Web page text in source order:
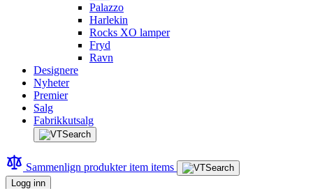
Palazzo
Harlekin
Rocks XO lamper
Fryd
Ravn
Designere
Nyheter
Premier
Salg
Fabrikkutsalg
Sammenlign produkteritem items
Logg inn